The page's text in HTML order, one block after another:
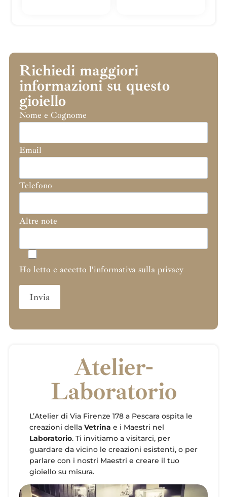
Richiedi maggiori
informazioni su questo
gioiello
Nome e Cognome
Email
Telefono
Altre note
Ho letto e accetto l’informativa sulla privacy
Atelier-
Laboratorio
L’Atelier di Via Firenze 178 a Pescara ospita le
creazioni della Vetrina e i Maestri nel
Laboratorio. Ti invitiamo a visitarci, per
guardare da vicino le creazioni esistenti, o per
parlare con i nostri Maestri e creare il tuo
gioiello su misura.